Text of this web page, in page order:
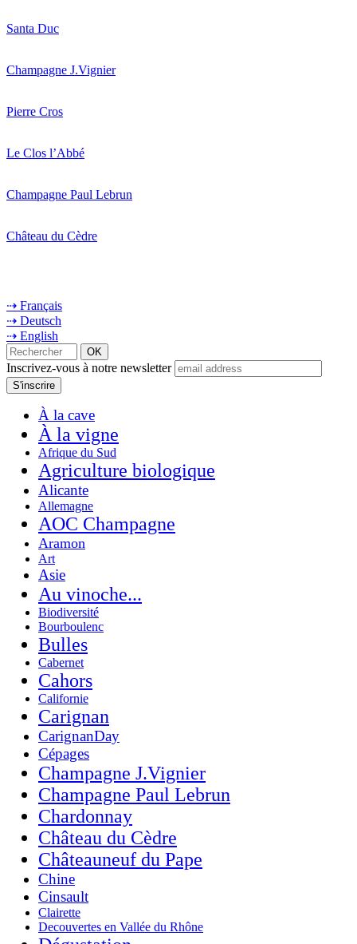
Santa Duc
Champagne J.Vignier
Pierre Cros
Le Clos l’Abbé
Champagne Paul Lebrun
Château du Cèdre
⇢ Français
⇢ Deutsch
⇢ English
Inscrivez-vous à notre newsletter
À la cave
À la vigne
Afrique du Sud
Agriculture biologique
Alicante
Allemagne
AOC Champagne
Aramon
Art
Asie
Au vinoche...
Biodiversité
Bourboulenc
Bulles
Cabernet
Cahors
Californie
Carignan
CarignanDay
Cépages
Champagne J.Vignier
Champagne Paul Lebrun
Chardonnay
Château du Cèdre
Châteauneuf du Pape
Chine
Cinsault
Clairette
Decouvertes en Vallée du Rhône